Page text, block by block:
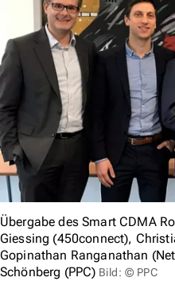
Übergabe des Smart CDMA
Giessing (450connect),
Gopinathan Ranganathan
Schönberg (PPC) Bild: © PPC